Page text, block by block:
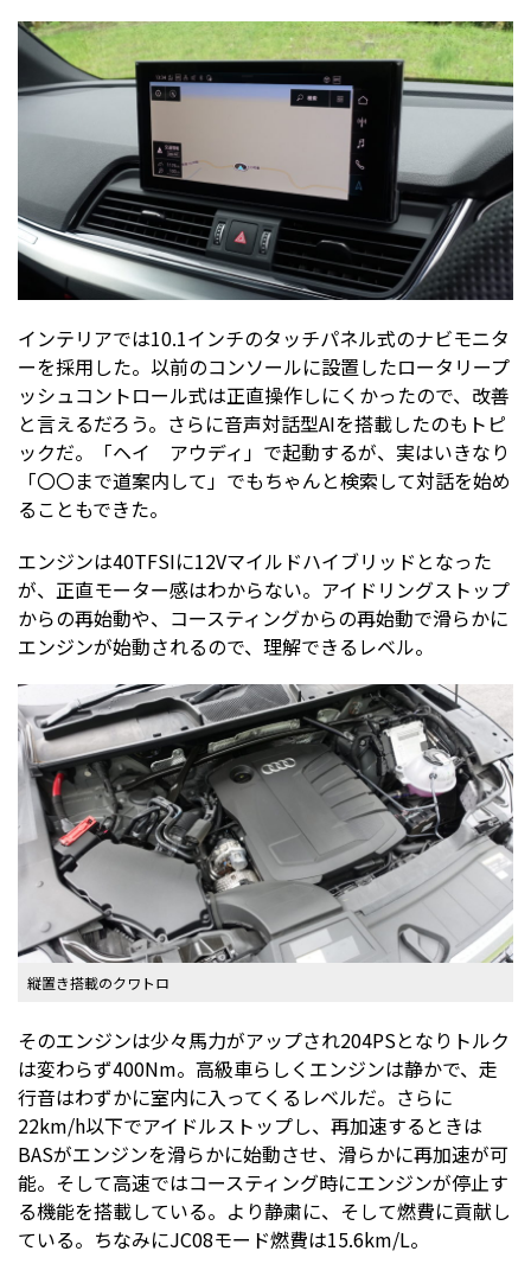
インテリアでは10.1インチのタッチパネル式のナビモニタ
ーを採用した。以前のコンソールに設置したロータリープ
ッシュコントロール式は正直操作しにくかったので、改善
と言えるだろう。さらに音声対話型AIを搭載したのもトピ
ックだ。「ヘイ アウディ」で起動するが、実はいきなり
「〇〇まで道案内して」でもちゃんと検索して対話を始め
ることもできた。
エンジンは40TFSIに12Vマイルドハイブリッドとなった
が、正直モーター感はわからない。アイドリングストップ
からの再始動や、コースティングからの再始動で滑らかに
エンジンが始動されるので、理解できるレベル。
縦置き搭載のクワトロ
そのエンジンは少々馬力がアップされ204PSとなりトルク
は変わらず400Nm。高級車らしくエンジンは静かで、走
行音はわずかに室内に入ってくるレベルだ。さらに
22km/h以下でアイドルストップし、再加速するときは
BASがエンジンを滑らかに始動させ、滑らかに再加速が可
能。そして高速ではコースティング時にエンジンが停止す
る機能を搭載している。より静粛に、そして燃費に貢献し
ている。ちなみにJC08モード燃費は15.6km/L。